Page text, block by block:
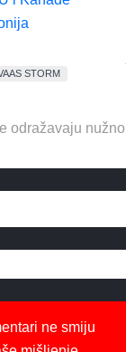
STORM
odražavaju nužno
ne smiju